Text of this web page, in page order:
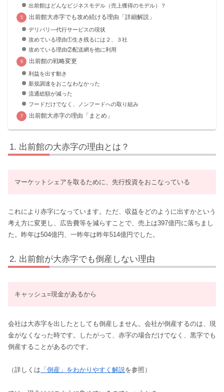
出前館はどんなビジネスモデル（売上獲得のモデル）？
出前館大赤字でも攻め続ける理由「詳細解説」
デリバリ―代行サービスの現状
攻めている理由①生き残るには２、３社
攻めている理由②配送網を他に利用
出前館の戦略変更
利益を出す動き
新規調達をおこなわなかった
流通総額が減った
フードだけでなく、ノンフードへの取り組み
出前館大赤字の理由「まとめ」
出前館の大赤字の理由とは？
マーケットシェアを取るために、先行投資をおこなっている
これにより赤字になっています。ただ、収益をどのように出すかという
考え方に変更し、広告費等を減らすことで、売上は397億円に落ちまし
た。昨年は504億円、一昨年は昨年514億円でした。
出前館が大赤字でも倒産しない理由
キャッシュ=現金があるから
会社は大赤字を出したとしても倒産しません。会社が倒産するのは、現
金がなくなった時です。したがって、赤字の場合だけでなく、黒字でも
倒産することがあるのです。
（詳しくは 「倒産」をわかりやすく解説を参照）